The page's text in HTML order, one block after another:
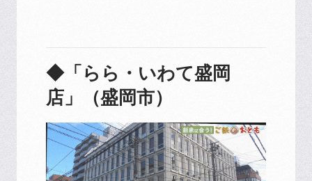
◆「らら・いわて盛岡
店」（盛岡市）